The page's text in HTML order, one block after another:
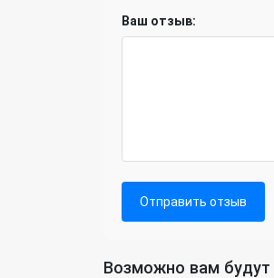
Ваш отзыв:
Отправить отзыв
Возможно вам будут